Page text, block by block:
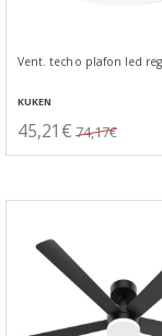
Vent. techo plafon led
KUKEN
45,21€ 74,17€